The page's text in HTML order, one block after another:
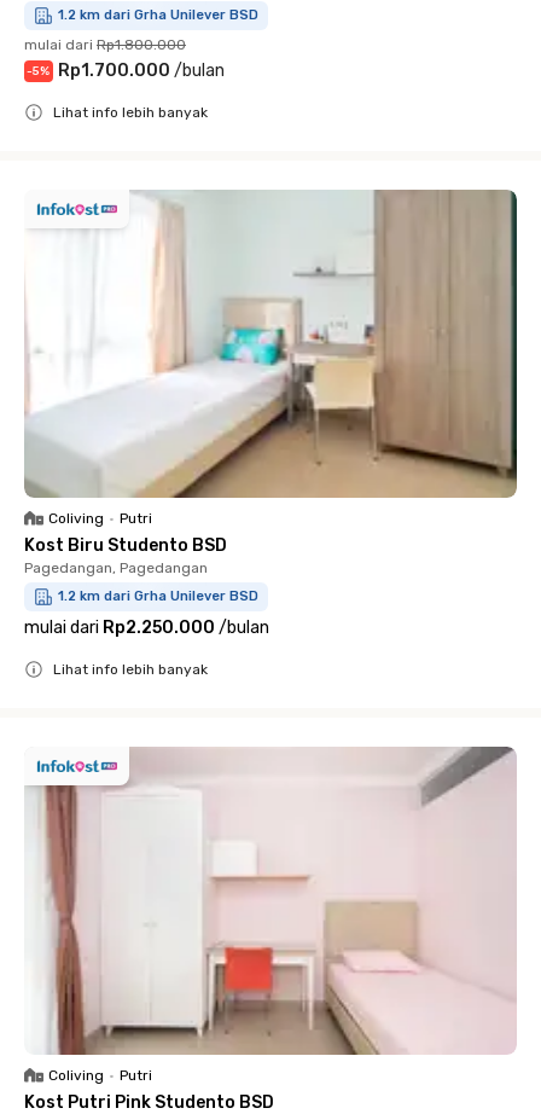
1.2 km dari Grha Unilever BSD
mulai dari Rp1.800.000
-5% Rp1.700.000 /bulan
Lihat info lebih banyak
Coliving • Putri
Kost Biru Studento BSD
Pagedangan, Pagedangan
1.2 km dari Grha Unilever BSD
mulai dari Rp2.250.000 /bulan
Lihat info lebih banyak
Coliving • Putri
Kost Putri Pink Studento BSD